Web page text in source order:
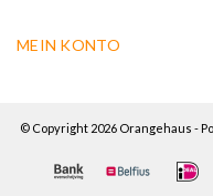
MEIN KONTO
© Copyright 2026 Orangehaus -